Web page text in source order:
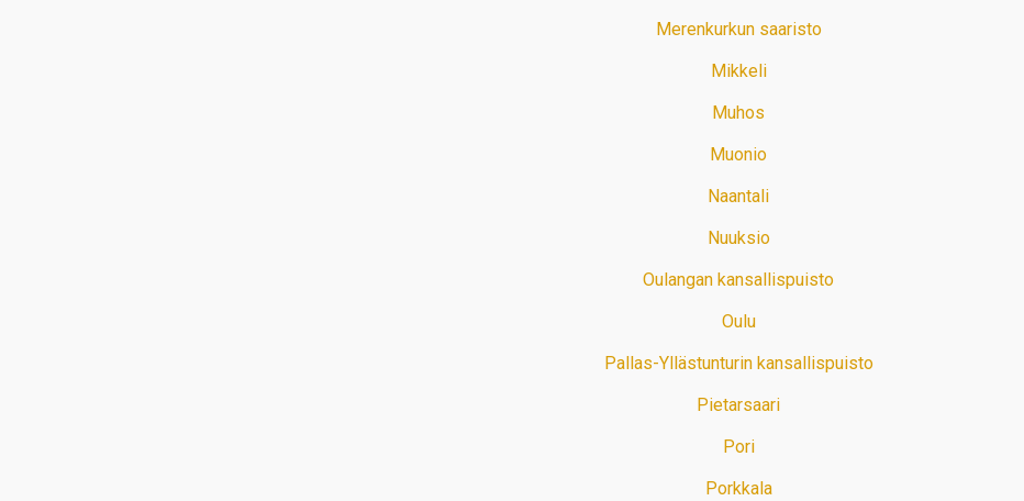
Merenkurkun saaristo
Mikkeli
Muhos
Muonio
Naantali
Nuuksio
Oulangan kansallispuisto
Oulu
Pallas-Yllästunturin kansallispuisto
Pietarsaari
Pori
Porkkala